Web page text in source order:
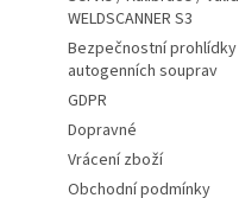
WELDSCANNER S3
Bezpečnostní prohlídky
autogenních souprav
GDPR
Dopravné
Vrácení zboží
Obchodní podmínky